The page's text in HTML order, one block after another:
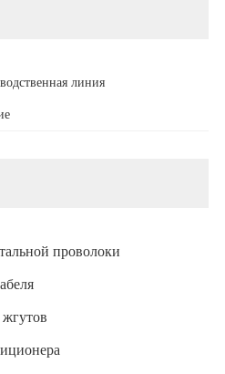
линия
проволоки